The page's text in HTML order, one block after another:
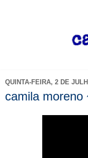
QUINTA-FEIRA, 2 DE
camila moreno